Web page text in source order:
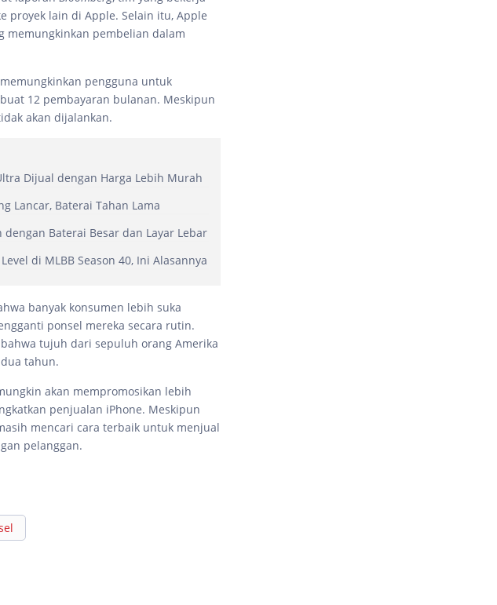
proyek lain di Apple. Selain itu, Apple
memungkinkan pembelian dalam
pengguna untuk
12 pembayaran bulanan. Meskipun
akan dijalankan.
Dijual dengan Harga Lebih Murah
Lancar, Baterai Tahan Lama
dengan Baterai Besar dan Layar Lebar
di MLBB Season 40, Ini Alasannya
banyak konsumen lebih suka
ponsel mereka secara rutin.
tujuh dari sepuluh orang Amerika
tahun.
akan mempromosikan lebih
penjualan iPhone. Meskipun
mencari cara terbaik untuk menjual
pelanggan.